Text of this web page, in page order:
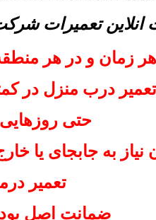
انلاین تعمیرات
زمان و در هر
تعمیر درب منزل در
حتی
نیاز به جابجای یا
تعمیر
ضمانت اصل